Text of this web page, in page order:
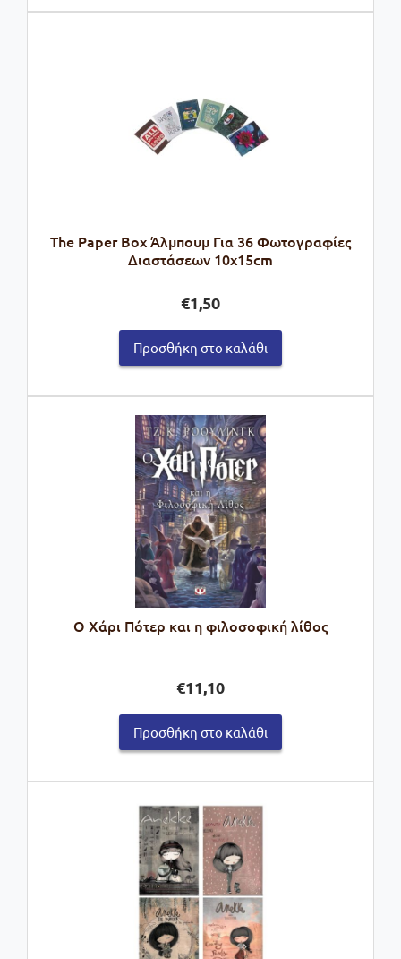
The Paper Box Άλμπουμ Για 36 Φωτογραφίες
Διαστάσεων 10x15cm
€1,50
Προσθήκη στο καλάθι
Ο Χάρι Πότερ και η φιλοσοφική λίθος
€11,10
Προσθήκη στο καλάθι